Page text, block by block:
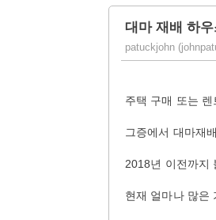
대마 재배 하
patuckjohn
주택 구매 또는
그증에서 대마재
2018년 이전까지
현재 얼마나 많은